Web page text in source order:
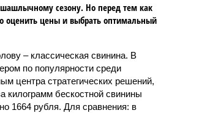
шашлычному сезону. Но перед тем как
оценить цены и выбрать оптимальный
– классическая свинина. В
по популярности среди
центра стратегических решений,
килограмм бескостной свинины
1664 рубля. Для сравнения: в